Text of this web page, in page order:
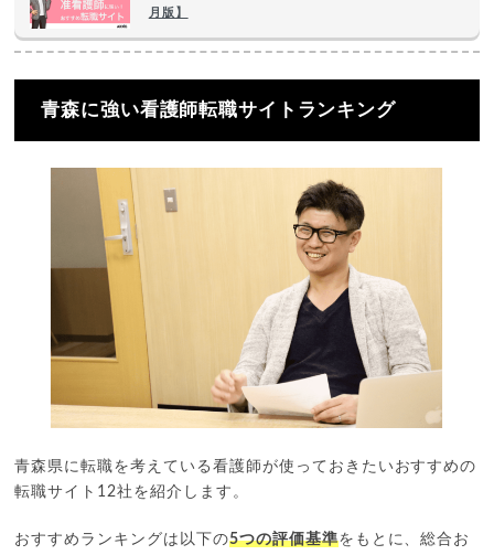
月版】
青森に強い看護師転職サイトランキング
青森県に転職を考えている看護師が使っておきたいおすすめの
転職サイト12社を紹介します。
おすすめランキングは以下の5つの評価基準をもとに、総合お